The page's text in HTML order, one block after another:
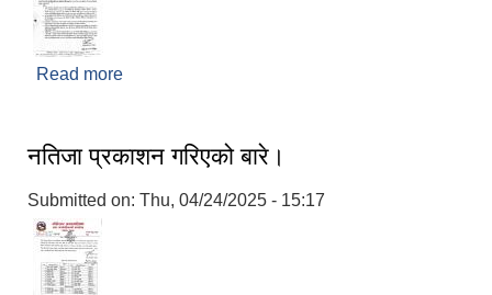
Read more
नतिजा प्रकाशन गरिएको बारे।
Submitted on: Thu, 04/24/2025 - 15:17